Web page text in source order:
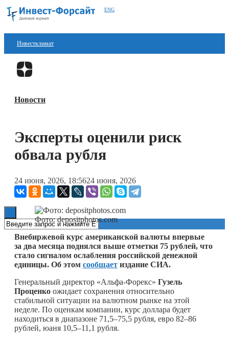
ENG
Инвестклимат
Финансы
Блокчейн
Книги
Новости
Эксперты оценили риск
обвала рубля
24 июня, 2026, 18:5624 июня, 2026
Фото: depositphotos.com
Внебиржевой курс американской валюты впервые
за два месяца поднялся выше отметки 75 рублей, что
стало сигналом ослабления российской денежной
единицы. Об этом сообщает издание СИА.
Генеральный директор «Альфа-Форекс» Гузель
Проценко ожидает сохранения относительно
стабильной ситуации на валютном рынке на этой
неделе. По оценкам компании, курс доллара будет
находиться в диапазоне 71,5–75,5 рубля, евро 82–86
рублей, юаня 10,5–11,1 рубля.